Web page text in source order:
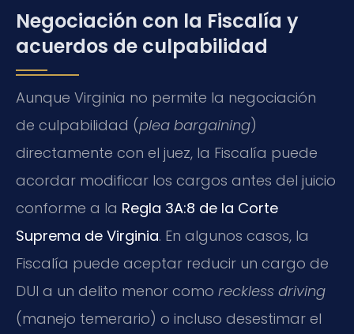
Negociación con la Fiscalía y
acuerdos de culpabilidad
Aunque Virginia no permite la negociación
de culpabilidad (plea bargaining)
directamente con el juez, la Fiscalía puede
acordar modificar los cargos antes del juicio
conforme a la Regla 3A:8 de la Corte
Suprema de Virginia. En algunos casos, la
Fiscalía puede aceptar reducir un cargo de
DUI a un delito menor como reckless driving
(manejo temerario) o incluso desestimar el